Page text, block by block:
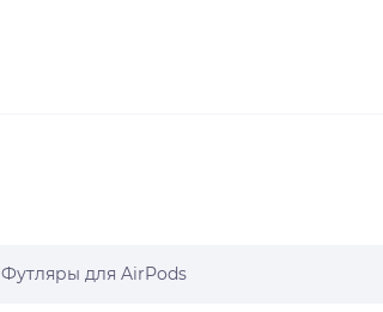
Футляры для AirPods